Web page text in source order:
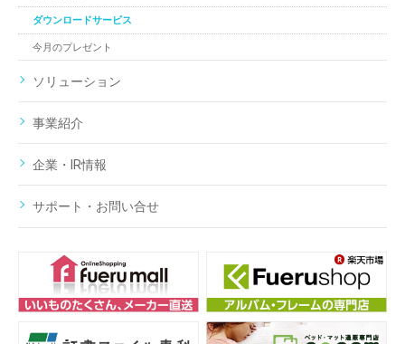
ダウンロードサービス
今月のプレゼント
ソリューション
事業紹介
企業・IR情報
サポート・お問い合せ